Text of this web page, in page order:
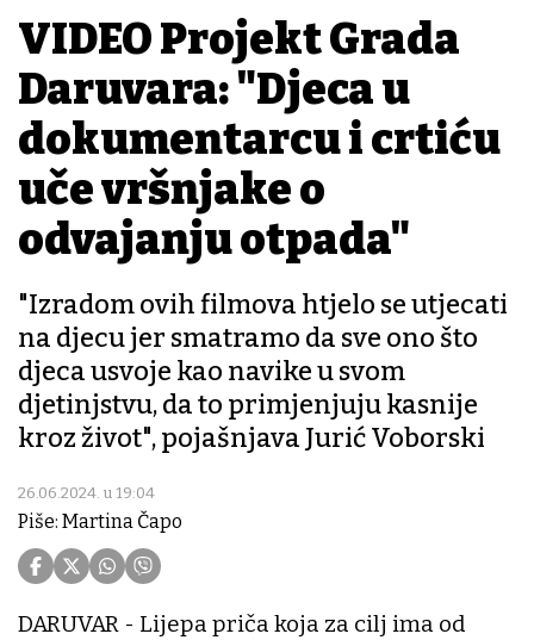
VIDEO Projekt Grada
Daruvara: "Djeca u
dokumentarcu i crtiću
uče vršnjake o
odvajanju otpada"
"Izradom ovih filmova htjelo se utjecati
na djecu jer smatramo da sve ono što
djeca usvoje kao navike u svom
djetinjstvu, da to primjenjuju kasnije
kroz život", pojašnjava Jurić Voborski
26.06.2024. u 19:04
Piše: Martina Čapo
DARUVAR - Lijepa priča koja za cilj ima od